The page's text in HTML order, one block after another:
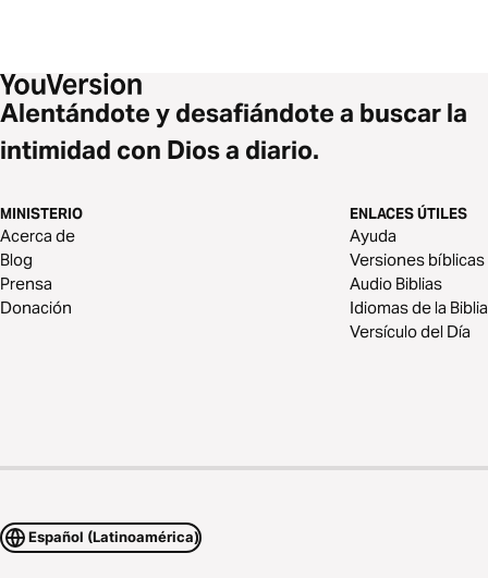
Alentándote y desafiándote a buscar la
intimidad con Dios a diario.
MINISTERIO
Acerca de
Blog
Prensa
Donación
ENLACES ÚTILES
Ayuda
Versiones bíblicas
Audio Biblias
Idiomas de la Biblia
Versículo del Día
Español (Latinoamérica)